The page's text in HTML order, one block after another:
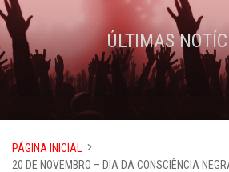
ÚLTIMAS
PÁGINA INICIAL
20 DE NOVEMBRO – DIA DA CONSCIÊNCIA